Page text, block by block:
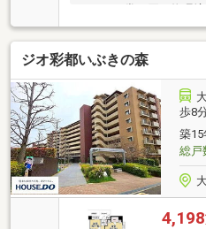
◇「箕面船場阪大前駅
2分）のため、天候が悪
可能です◇北大阪急行線
しているため、江坂、
なんばといった大阪の
でアクセスできます◇丘
の高層階のお部屋なの
夜景まで見渡せる素晴
ジオ彩都いぶきの森
歩8
築15
総戸
4,198